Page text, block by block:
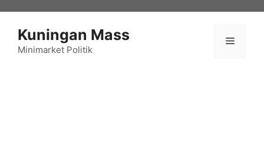
Kuningan Mass
Minimarket Politik
Menu